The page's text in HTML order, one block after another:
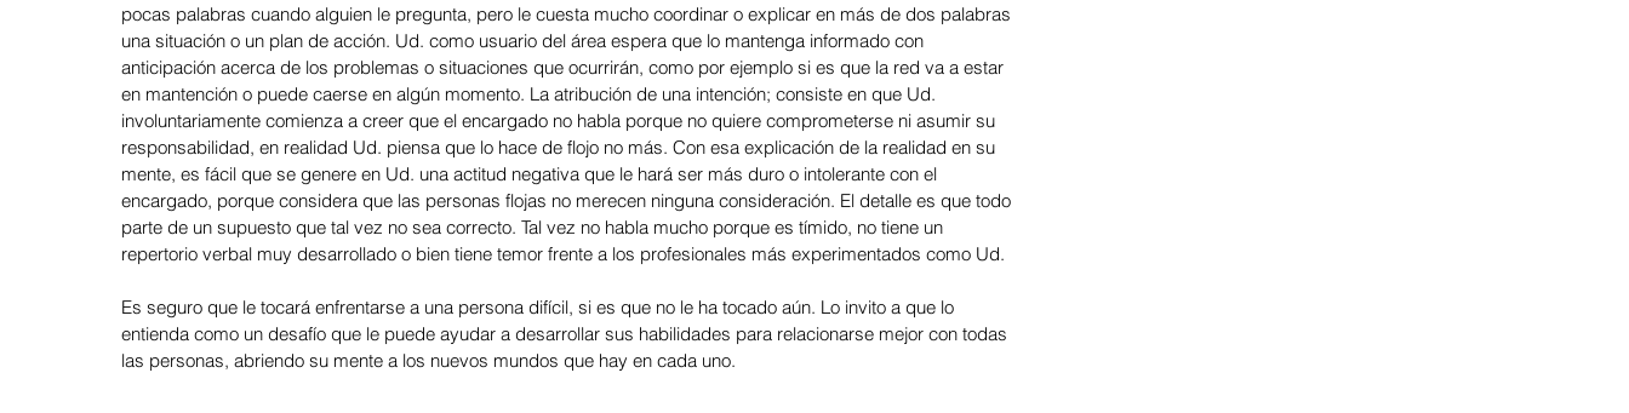
pocas palabras cuando alguien le pregunta, pero le cuesta mucho coordinar o explicar en más de dos palabras
una situación o un plan de acción. Ud. como usuario del área espera que lo mantenga informado con
anticipación acerca de los problemas o situaciones que ocurrirán, como por ejemplo si es que la red va a estar
en mantención o puede caerse en algún momento. La atribución de una intención; consiste en que Ud.
involuntariamente comienza a creer que el encargado no habla porque no quiere comprometerse ni asumir su
responsabilidad, en realidad Ud. piensa que lo hace de flojo no más. Con esa explicación de la realidad en su
mente, es fácil que se genere en Ud. una actitud negativa que le hará ser más duro o intolerante con el
encargado, porque considera que las personas flojas no merecen ninguna consideración. El detalle es que todo
parte de un supuesto que tal vez no sea correcto. Tal vez no habla mucho porque es tímido, no tiene un
repertorio verbal muy desarrollado o bien tiene temor frente a los profesionales más experimentados como Ud.
Es seguro que le tocará enfrentarse a una persona difícil, si es que no le ha tocado aún. Lo invito a que lo
entienda como un desafío que le puede ayudar a desarrollar sus habilidades para relacionarse mejor con todas
las personas, abriendo su mente a los nuevos mundos que hay en cada uno.